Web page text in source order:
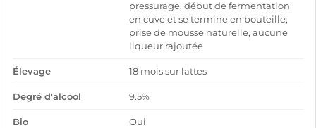
pressurage, début de fermentation
en cuve et se termine en bouteille,
prise de mousse naturelle, aucune
liqueur rajoutée
Élevage 18 mois sur lattes
Degré d'alcool 9.5%
Bio Oui